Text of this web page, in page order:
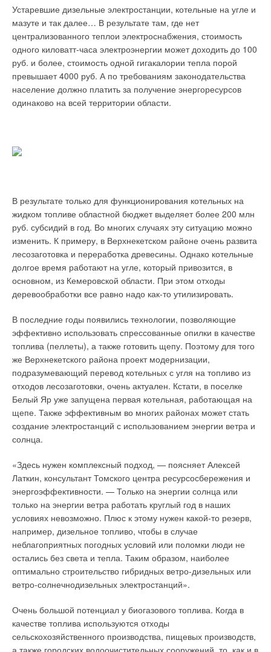
Устаревшие дизельные электростанции, котельные на угле и
мазуте и так далее… В результате там, где нет
централизованного теплои электроснабжения, стоимость
одного киловатт-часа электроэнергии может доходить до 100
руб. и более, стоимость одной гигакалории тепла порой
превышает 4000 руб. А по требованиям законодательства
население должно платить за получение энергоресурсов
одинаково на всей территории области.
В результате только для функционирования котельных на
жидком топливе областной бюджет выделяет более 200 млн
руб. субсидий в год. Во многих случаях эту ситуацию можно
изменить. К примеру, в Верхнекетском районе очень развита
лесозаготовка и переработка древесины. Однако котельные
долгое время работают на угле, который привозится, в
основном, из Кемеровской области. При этом отходы
деревообработки все равно надо как-то утилизировать.
В последние годы появились технологии, позволяющие
эффективно использовать спрессованные опилки в качестве
топлива (пеллеты), а также готовить щепу. Поэтому для того
же Верхнекетского района проект модернизации,
подразумевающий перевод котельных с угля на топливо из
отходов лесозаготовки, очень актуален. Кстати, в поселке
Белый Яр уже запущена первая котельная, работающая на
щепе. Также эффективным во многих районах может стать
создание электростанций с использованием энергии ветра и
солнца.
«Здесь нужен комплексный подход, — поясняет Алексей
Латкин, консультант Томского центра ресурсосбережения и
энергоэффективности. — Только на энергии солнца или
только на энергии ветра работать круглый год в наших
условиях невозможно. Плюс к этому нужен какой-то резерв,
например, дизельное топливо, чтобы в случае
неблагоприятных погодных условий или поломки люди не
остались без света и тепла. Таким образом, наиболее
оптимально строительство гибридных ветро-дизельных или
ветро-солнечнодизельных электростанций».
Очень большой потенциал у биогазового топлива. Когда в
качестве топлива используются отходы
сельскохозяйственного производства, пищевых производств,
поставщика комплексных решений.
Насосы, арматура, приводные системы и системы
автоматизации из «одних рук» дают гарантию идеальной
сочетаемости элементов в системе, облегчают подбор
оборудования, а также обеспечивают максимальную
энергоэффективность и надежность всей системы.
ЖУРНАЛ СОК ИЮЛЬ 2020
→
Новейшее поколение незасоряемых канализационных
насосов
ЖУРНАЛ СОК МАЙ 2020
→ KSB в России: итоги, планы, перспективы
ЖУРНАЛ СОК ФЕВРАЛЬ 2020
Комментарии
Добавить комментарий
Ваше имя *
Ваш E-mail *
Текст комментария
системы из режима отопления в режим охлаждения
осуществляется переключающим сигналом, который
включает или выключает устройства верхнего уровня: котел,
чиллер или тепловой насос.
Технически процесс охлаждения аналогичен процессу
отопления с той лишь разницей, что в жаркую погоду по тем
же самым контурам циркулирует охлажденная вода, и
контур закрывается.
Терморегулятор и клеммная колодка
Основным элементом системы автоматического управления
микроклиматом помещения является собственно
терморегулятор. Он, в частности, передает команды
подключенными через клеммную колодку Nea термическим
сервоприводам, предназначенным для управления
клапанами на обратной гребенке распределительного
Отдельное внимание следует обратить на
минималистичность подхода производителя к
пользовательскому интерфейсу — терморегулятор
управляется с помощью всего трех кнопок. Наглядный
дисплей с понятными символами делает панель управления
Nea простой и интуитивно понятной. Кроме того, устройство
программно может быть защищено от
несанкционированного использования, в том числе особенно
детьми.
Упомянутая клеммная колодка, снабженная клеммами с
пружинными зажимами, позволяет безопасно и надежно
проводить коммутацию системы в распределительном
шкафу системы панельно-лучистого отопления. В частности,
она дает возможность подключения до шести
терморегуляторов Nea и 12 сервоприводов на 230 В или 24
В, а также интегрированного переключения режимов
нагрева/охлаждения. По отдельному запросу возможна
поставка клеммной колодки Nea со встроенным насосным
модулем.
Последнее устройство необходимо для отключения насосов
при полном закрытии сервоприводами всех контуров на
отапливаемом объекте, что дает дополнительную экономию